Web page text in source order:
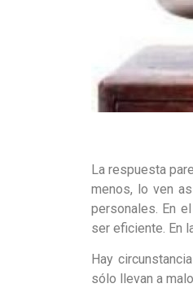
La respuesta
menos, lo ven
personales. En
ser eficiente. En
Hay
sólo llevan a